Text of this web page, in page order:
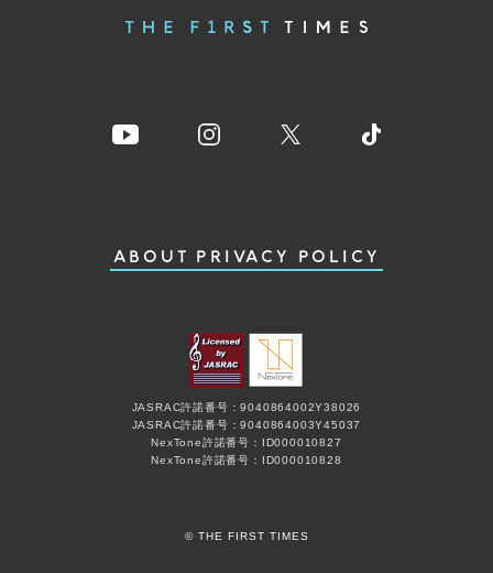
ABOUT PRIVACY POLICY
JASRAC許諾番号：9040864002Y38026
JASRAC許諾番号：9040864003Y45037
NexTone許諾番号：ID000010827
NexTone許諾番号：ID000010828
© THE FIRST TIMES